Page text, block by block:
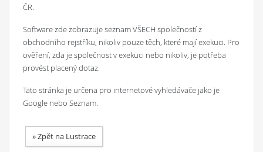
ČR.
Software zde zobrazuje seznam VŠECH společností z
obchodního rejstříku, nikoliv pouze těch, které mají exekuci. Pro
ověření, zda je společnost v exekuci nebo nikoliv, je potřeba
provést placený dotaz.
Tato stránka je určena pro internetové vyhledávače jako je
Google nebo Seznam.
»Zpět na Lustrace